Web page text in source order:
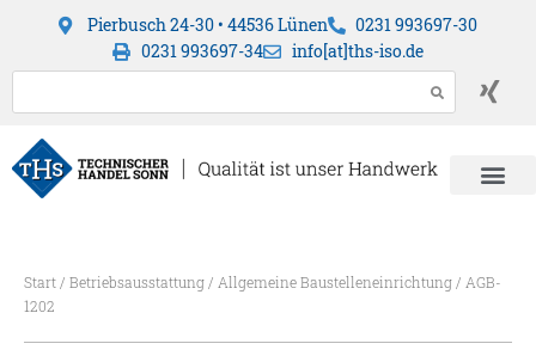
Pierbusch 24-30 • 44536 Lünen
0231 993697-30
0231 993697-34
info[at]ths-iso.de
Start/ Betriebsausstattung/ Allgemeine Baustelleneinrichtung/ AGB-
1202